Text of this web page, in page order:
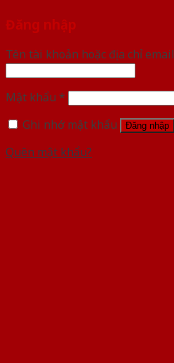
Đăng nhập
Tên tài khoản hoặc địa chỉ email
Mật khẩu *
Ghi nhớ mật khẩu
Đăng nhập
Quên mật khẩu?